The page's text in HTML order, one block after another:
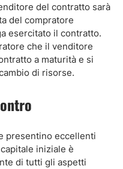
del contratto sarà
del compratore
esercitato il contratto.
che il venditore
a maturità e si
di risorse.
presentino eccellenti
iniziale è
di tutti gli aspetti